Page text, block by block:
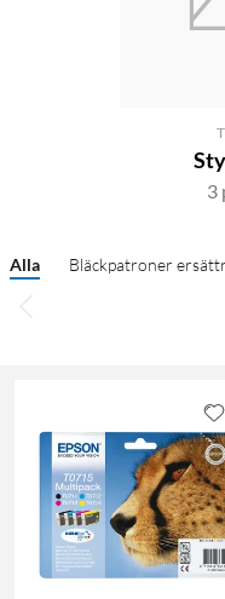
3
Alla Bläckpatroner